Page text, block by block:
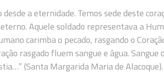
desde a eternidade. Temos sede deste
Aquele soldado representava a
carimba o pecado, rasgando o
rasgado fluem sangue e água. Sangue
(Santa Margarida Maria de Alacoque).